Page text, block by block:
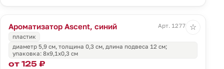
Ароматизатор Ascent, синий
Арт. 12774.40
пластик
диаметр 5,9 см, толщина 0,3 см, длина подвеса 12 см;
упаковка: 8x9,1x0,3 см
от 125 ₽
☆